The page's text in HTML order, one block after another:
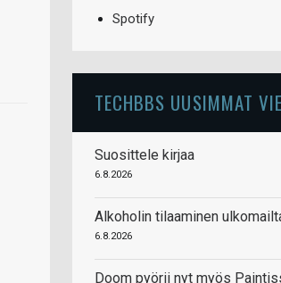
Spotify
TECHBBS UUSIMMAT
Suosittele kirjaa
6.8.2026
Alkoholin tilaaminen
6.8.2026
Doom pyörii nyt myös